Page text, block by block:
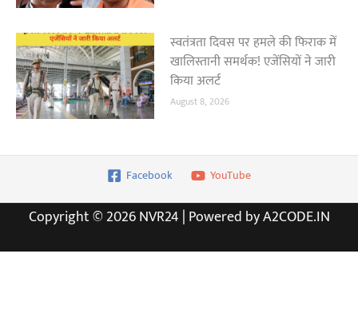
स्वतंत्रता दिवस पर हमले की फिराक में
खालिस्तानी समर्थक! एजेंसियों ने जारी
किया अलर्ट
August 8, 2026
Facebook YouTube
Copyright © 2026 NVR24 | Powered by A2CODE.IN